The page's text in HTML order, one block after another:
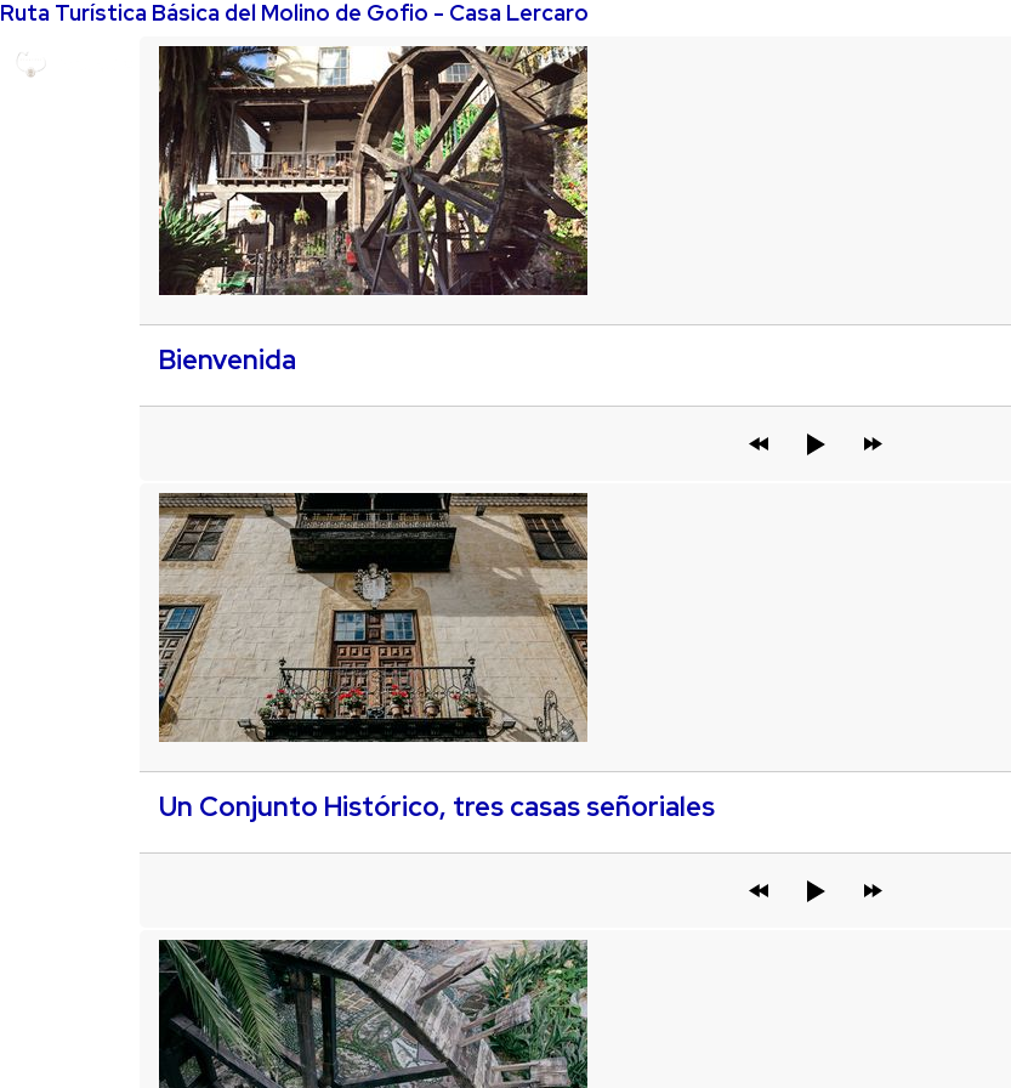
Ruta Turística Básica del Molino de Gofio - Casa Lercaro
Bienvenida
Un Conjunto Histórico, tres casas señoriales